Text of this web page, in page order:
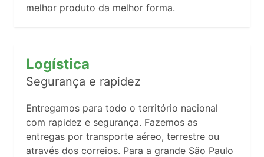
melhor produto da melhor forma.
Logística
Segurança e rapidez
Entregamos para todo o território nacional
com rapidez e segurança. Fazemos as
entregas por transporte aéreo, terrestre ou
através dos correios. Para a grande São Paulo